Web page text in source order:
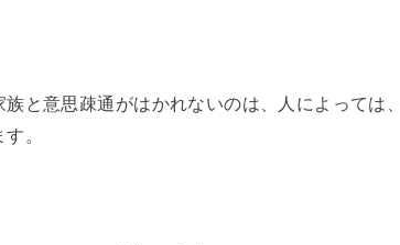
族と意思疎通がはかれないのは、人によっては
。